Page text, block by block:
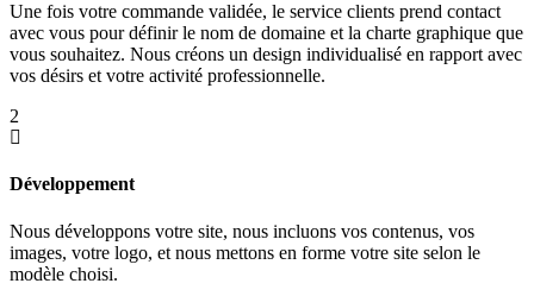
Une fois votre commande validée, le service clients prend contact
avec vous pour définir le nom de domaine et la charte graphique que
vous souhaitez. Nous créons un design individualisé en rapport avec
vos désirs et votre activité professionnelle.
2
Développement
Nous développons votre site, nous incluons vos contenus, vos
images, votre logo, et nous mettons en forme votre site selon le
modèle choisi.